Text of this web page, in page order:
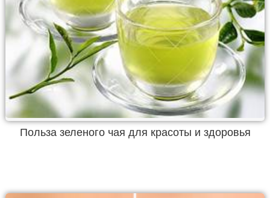
Польза зеленого чая для красоты и здоровья